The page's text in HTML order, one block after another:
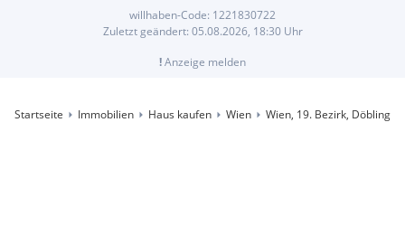
willhaben-Code: 1221830722
Zuletzt geändert: 05.08.2026, 18:30Uhr
!Anzeige melden
Startseite Immobilien Haus kaufen Wien Wien, 19. Bezirk, Döbling